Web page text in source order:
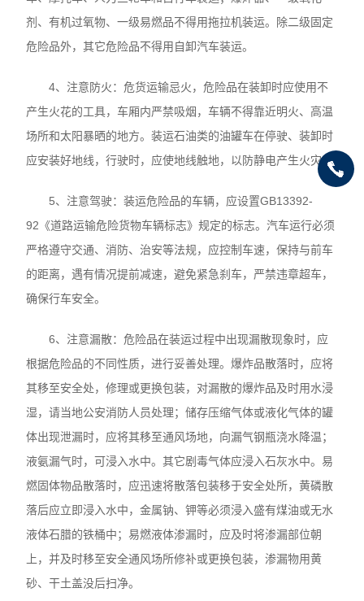
剂、有机过氧物、一级易燃品不得用拖拉机装运。除二级固定
危险品外，其它危险品不得用自卸汽车装运。
4、注意防火：危货运输忌火，危险品在装卸时应使用不
产生火花的工具，车厢内严禁吸烟，车辆不得靠近明火、高温
场所和太阳暴晒的地方。装运石油类的油罐车在停驶、装卸时
应安装好地线，行驶时，应使地线触地，以防静电产生火灾。
5、注意驾驶：装运危险品的车辆，应设置GB13392-
92《道路运输危险货物车辆标志》规定的标志。汽车运行必须
严格遵守交通、消防、治安等法规，应控制车速，保持与前车
的距离，遇有情况提前减速，避免紧急刹车，严禁违章超车，
确保行车安全。
6、注意漏散：危险品在装运过程中出现漏散现象时，应
根据危险品的不同性质，进行妥善处理。爆炸品散落时，应将
其移至安全处，修理或更换包装，对漏散的爆炸品及时用水浸
湿，请当地公安消防人员处理；储存压缩气体或液化气体的罐
体出现泄漏时，应将其移至通风场地，向漏气钢瓶浇水降温；
液氨漏气时，可浸入水中。其它剧毒气体应浸入石灰水中。易
燃固体物品散落时，应迅速将散落包装移于安全处所，黄磷散
落后应立即浸入水中，金属钠、钾等必须浸入盛有煤油或无水
液体石腊的铁桶中；易燃液体渗漏时，应及时将渗漏部位朝
上，并及时移至安全通风场所修补或更换包装，渗漏物用黄
砂、干土盖没后扫净。